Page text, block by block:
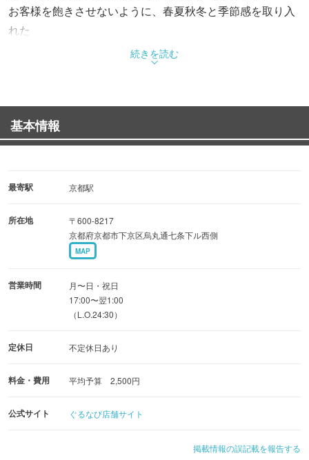
お客様を飽きさせないように、春夏秋冬と季節感を取り入
れた
おすすめメニューも揃えております。
京都駅前に近い好立地に、プライベート使いや大小様々な
ゆったりとしたテーブル席、人数に合わせて
ご用意できる掘りごたつの個室席も有ります。
続きを読む
基本情報
最寄駅 京都駅
所在地
〒600-8217
京都府京都市下京区烏丸通七条下ル西側
MAP
営業時間
月〜日・祝日
17:00〜翌1:00
（L.O.24:30）
定休日 不定休日あり
料金・費用 平均予算 2,500円
公式サイト ぐるなび店舗サイト
掲載情報の誤記載を報告する